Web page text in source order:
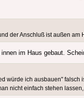
der Anschluß ist außen
im Haus gebaut.
würde ich ausbauen" falsch
nicht einfach stehen